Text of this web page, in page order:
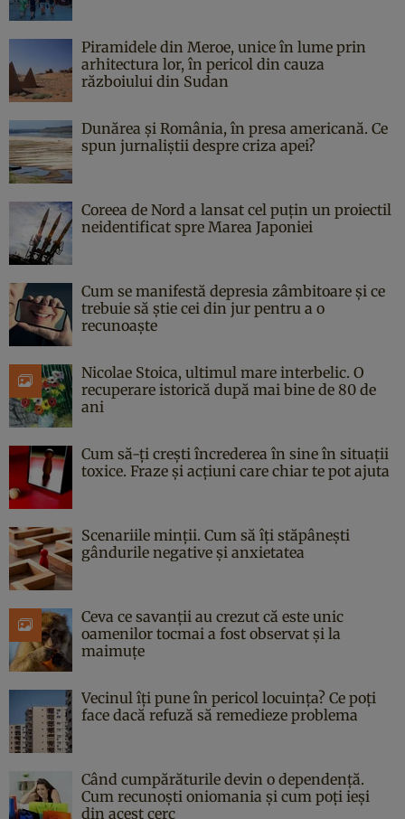
Piramidele din Meroe, unice în lume prin
arhitectura lor, în pericol din cauza
războiului din Sudan
Dunărea și România, în presa americană. Ce
spun jurnaliștii despre criza apei?
Coreea de Nord a lansat cel puțin un proiectil
neidentificat spre Marea Japoniei
Cum se manifestă depresia zâmbitoare și ce
trebuie să știe cei din jur pentru a o
recunoaște
Nicolae Stoica, ultimul mare interbelic. O
recuperare istorică după mai bine de 80 de
ani
Cum să-ți crești încrederea în sine în situații
toxice. Fraze și acțiuni care chiar te pot ajuta
Scenariile minții. Cum să îți stăpânești
gândurile negative și anxietatea
Ceva ce savanții au crezut că este unic
oamenilor tocmai a fost observat și la
maimuțe
Vecinul îți pune în pericol locuința? Ce poți
face dacă refuză să remedieze problema
Când cumpărăturile devin o dependență.
Cum recunoști oniomania și cum poți ieși
din acest cerc